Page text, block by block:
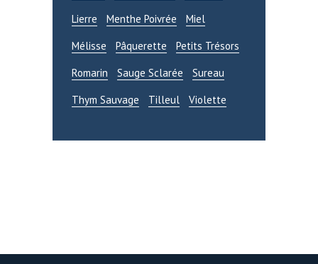
Lierre
Menthe Poivrée
Miel
Mélisse
Pâquerette
Petits Trésors
Romarin
Sauge Sclarée
Sureau
Thym Sauvage
Tilleul Violette